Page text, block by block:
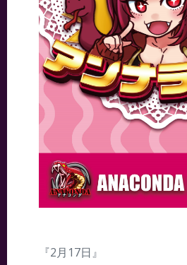
『2月17日』